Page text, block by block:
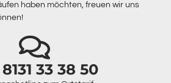
haben möchten, freuen wir uns
33 38 50